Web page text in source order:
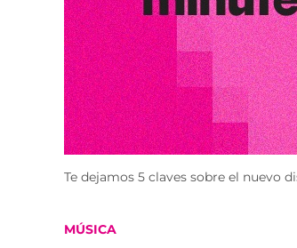
Te dejamos 5 claves sobre el nuevo
POSTED
MÚSICA